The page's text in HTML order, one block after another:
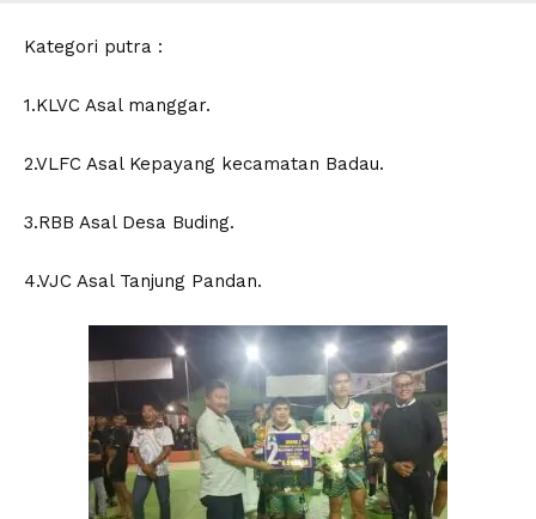
Kategori putra :
1.KLVC Asal manggar.
2.VLFC Asal Kepayang kecamatan Badau.
3.RBB Asal Desa Buding.
4.VJC Asal Tanjung Pandan.